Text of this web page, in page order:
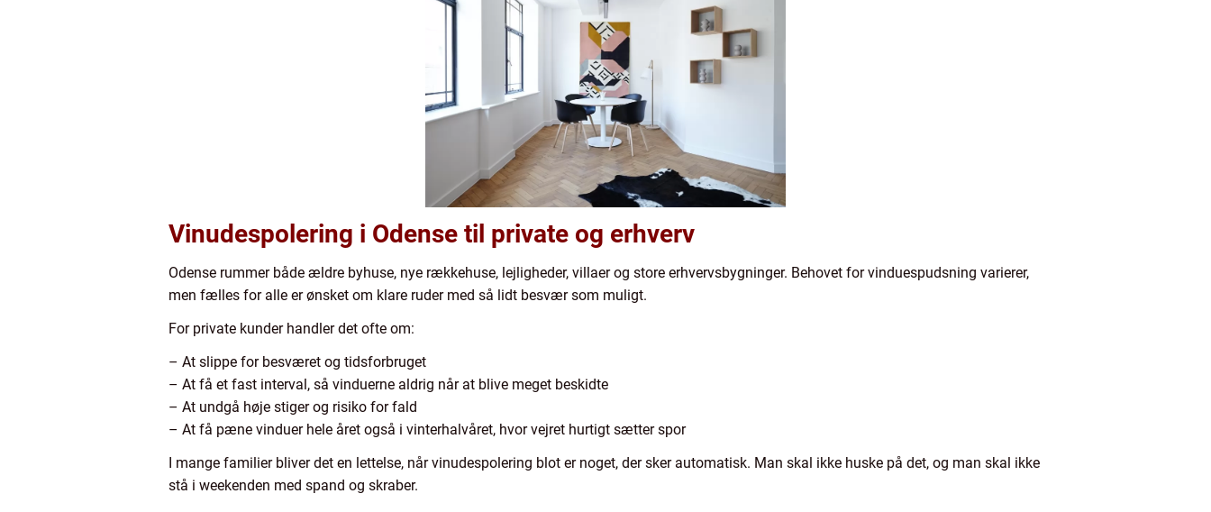
Vinudespolering i Odense til private og erhverv
Odense rummer både ældre byhuse, nye rækkehuse, lejligheder, villaer og store erhvervsbygninger. Behovet for vinduespudsning varierer,
men fælles for alle er ønsket om klare ruder med så lidt besvær som muligt.
For private kunder handler det ofte om:
– At slippe for besværet og tidsforbruget
– At få et fast interval, så vinduerne aldrig når at blive meget beskidte
– At undgå høje stiger og risiko for fald
– At få pæne vinduer hele året også i vinterhalvåret, hvor vejret hurtigt sætter spor
I mange familier bliver det en lettelse, når vinudespolering blot er noget, der sker automatisk. Man skal ikke huske på det, og man skal ikke
stå i weekenden med spand og skraber.